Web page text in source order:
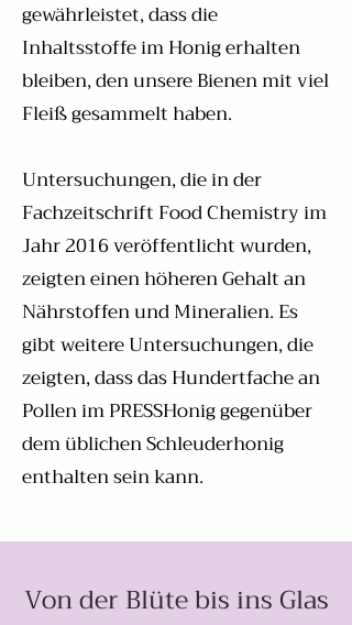
gewährleistet, dass die
Inhaltsstoffe im Honig erhalten
bleiben, den unsere Bienen mit viel
Fleißgesammelt haben.
Untersuchungen, die in der
Fachzeitschrift Food Chemistry im
Jahr 2016 veröffentlicht wurden,
zeigten einen höheren Gehalt an
Nährstoffen und Mineralien. Es
gibt weitere Untersuchungen, die
zeigten, dass das Hundertfache an
Pollen im PRESSHonig gegenüber
dem üblichen Schleuderhonig
enthalten sein kann.
Von der Blüte bis ins Glas